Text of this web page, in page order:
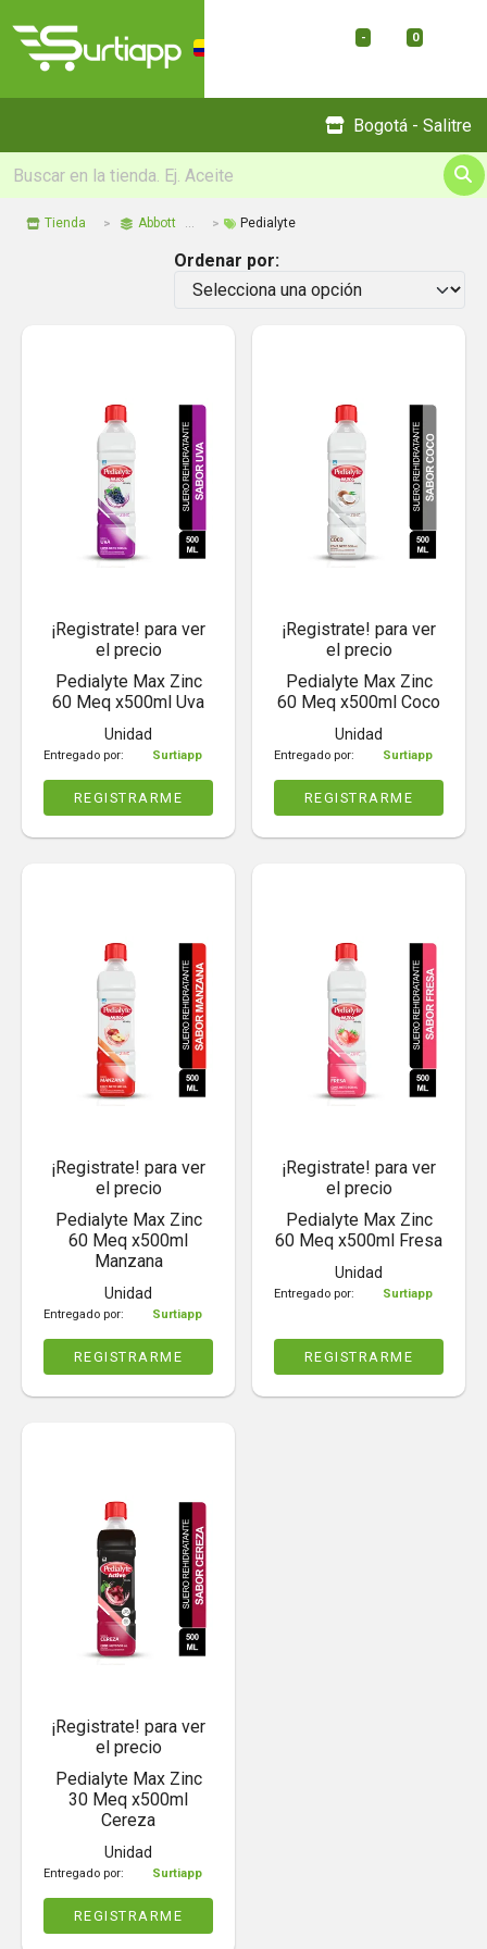
- 0
Bogotá - Salitre
Tienda Abbott Pedialyte
Ordenar por:
¡Registrate! para ver
el precio
Pedialyte Max Zinc
60 Meq x500ml Uva
Unidad
Entregado por: Surtiapp
REGISTRARME
¡Registrate! para ver
el precio
Pedialyte Max Zinc
60 Meq x500ml Coco
Unidad
Entregado por: Surtiapp
REGISTRARME
¡Registrate! para ver
el precio
Pedialyte Max Zinc
60 Meq x500ml
Manzana
Unidad
Entregado por: Surtiapp
REGISTRARME
¡Registrate! para ver
el precio
Pedialyte Max Zinc
60 Meq x500ml Fresa
Unidad
Entregado por: Surtiapp
REGISTRARME
¡Registrate! para ver
el precio
Pedialyte Max Zinc
30 Meq x500ml
Cereza
Unidad
Entregado por: Surtiapp
REGISTRARME